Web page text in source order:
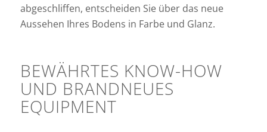
abgeschliffen, entscheiden Sie über das neue
Aussehen Ihres Bodens in Farbe und Glanz.
BEWÄHRTES KNOW-HOW
UND BRANDNEUES
EQUIPMENT